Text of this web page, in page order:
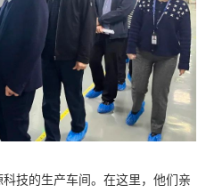
技的生产车间。在这里，他们亲